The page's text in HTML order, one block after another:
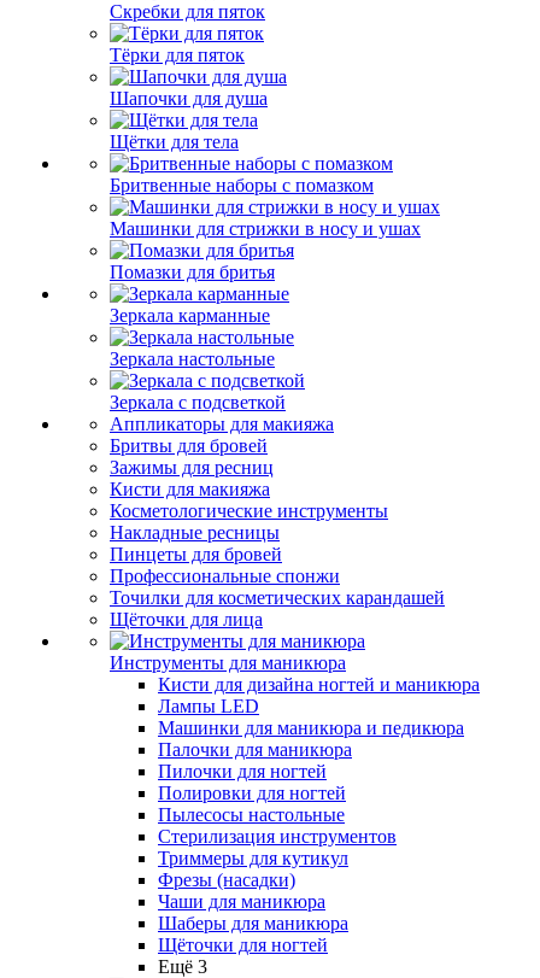
Скребки для пяток
Тёрки для пяток
Шапочки для душа
Щётки для тела
Бритвенные наборы с помазком
Машинки для стрижки в носу и ушах
Помазки для бритья
Зеркала карманные
Зеркала настольные
Зеркала с подсветкой
Аппликаторы для макияжа
Бритвы для бровей
Зажимы для ресниц
Кисти для макияжа
Косметологические инструменты
Накладные ресницы
Пинцеты для бровей
Профессиональные спонжи
Точилки для косметических карандашей
Щёточки для лица
Инструменты для маникюра
Кисти для дизайна ногтей и маникюра
Лампы LED
Машинки для маникюра и педикюра
Палочки для маникюра
Пилочки для ногтей
Полировки для ногтей
Пылесосы настольные
Стерилизация инструментов
Триммеры для кутикул
Фрезы (насадки)
Чаши для маникюра
Шаберы для маникюра
Щёточки для ногтей
Ещё 3